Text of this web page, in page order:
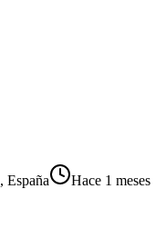
, España
Hace 1 meses